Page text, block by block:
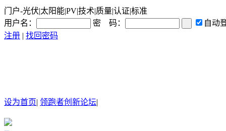
门户-光伏|太阳能|PV|技术|质量|认证|标准
用户名：
密 码：
自动
注册 | 找回密码
设为首页| 领跑者创新论坛|